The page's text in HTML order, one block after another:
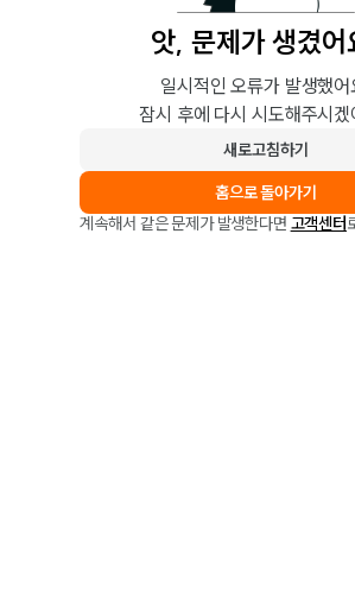
앗, 문제가 생겼어
일시적인 오류가 발생했어
잠시 후에 다시 시도해주시겠
새로고침하기
홈으로 돌아가기
계속해서 같은 문제가 발생한다면 고객센터